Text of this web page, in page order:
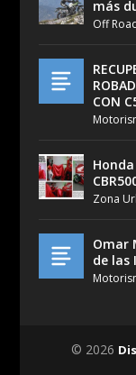
más
Off
CON
Zona
Omar
de las
© 2026